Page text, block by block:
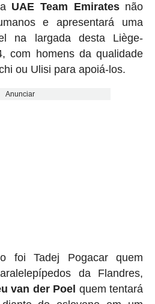
UAE Team Emiratesnão
e apresentará uma
na largada desta Liège-
com homens da qualidade
ou Ulisi para apoiá-los.
Anunciar
foi Tadej Pogacar quem
da Flandres,
van der Poel quem tentará